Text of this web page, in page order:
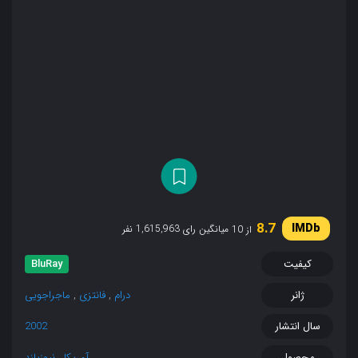
8.7 از 10 میانگین رای 1,615,963 نفر
کیفیت
BluRay
ژانر
درام ,فانتزی , ماجراجویی
سال انتشار
2002